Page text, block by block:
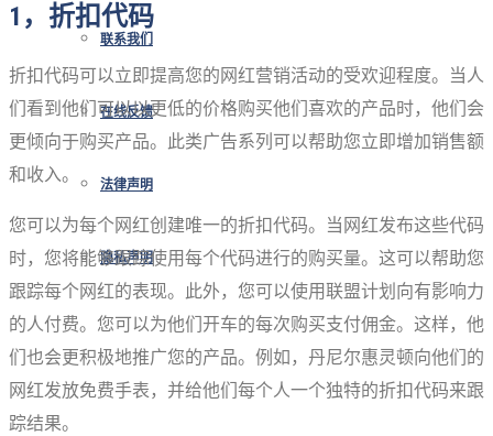
联系我们
在线反馈
法律声明
隐私声明
1，折扣代码
折扣代码可以立即提高您的网红营销活动的受欢迎程度。当人
们看到他们可以以更低的价格购买他们喜欢的产品时，他们会
更倾向于购买产品。此类广告系列可以帮助您立即增加销售额
和收入。
您可以为每个网红创建唯一的折扣代码。当网红发布这些代码
时，您将能够跟踪使用每个代码进行的购买量。这可以帮助您
跟踪每个网红的表现。此外，您可以使用联盟计划向有影响力
的人付费。您可以为他们开车的每次购买支付佣金。这样，他
们也会更积极地推广您的产品。例如，丹尼尔惠灵顿向他们的
网红发放免费手表，并给他们每个人一个独特的折扣代码来跟
踪结果。